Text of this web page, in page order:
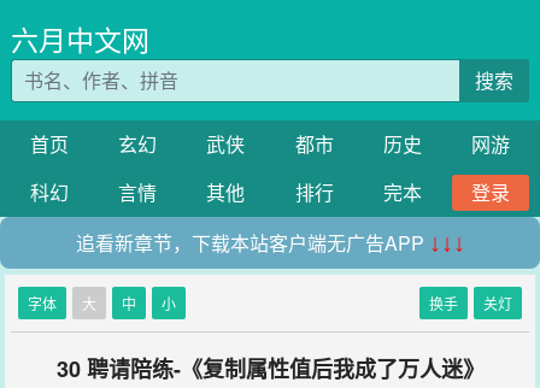
六月中文网
搜索
首页 玄幻 武侠 都市 历史
网游
科幻
言情 其他 排行 完本
登录
追看新章节，下载本站客户端无广告APP ↓↓↓
字体 大 中 小 换手 关灯
30 聘请陪练-《复制属性值后我成了万人迷》